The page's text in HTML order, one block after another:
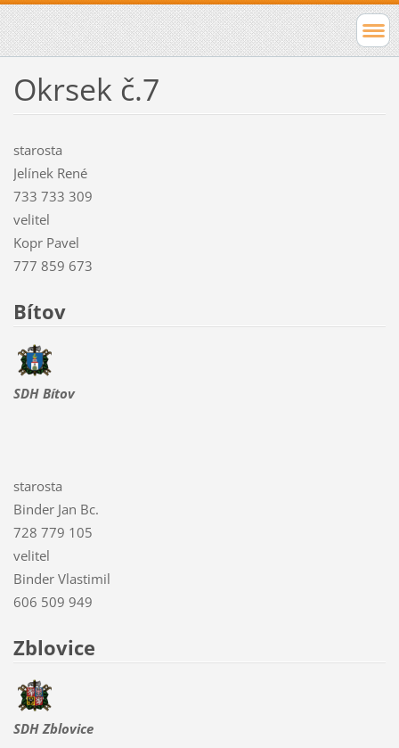
Okrsek č.7
starosta
Jelínek René
733 733 309
velitel
Kopr Pavel
777 859 673
Bítov
SDH Bítov
starosta
Binder Jan Bc.
728 779 105
velitel
Binder Vlastimil
606 509 949
Zblovice
SDH Zblovice